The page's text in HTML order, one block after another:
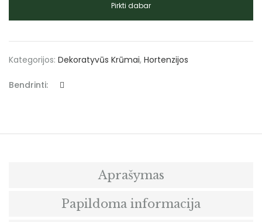
Pirkti dabar
Kategorijos: Dekoratyvūs Krūmai, Hortenzijos
Bendrinti:
Aprašymas
Papildoma informacija